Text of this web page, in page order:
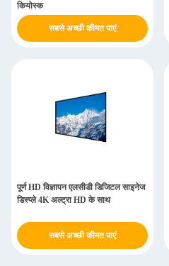
कियोस्क
सबसे अच्छी कीमत पाएं
पूर्ण HD विज्ञापन एलसीडी डिजिटल साइनेज
डिस्प्ले 4K अल्ट्रा HD के साथ
सबसे अच्छी कीमत पाएं